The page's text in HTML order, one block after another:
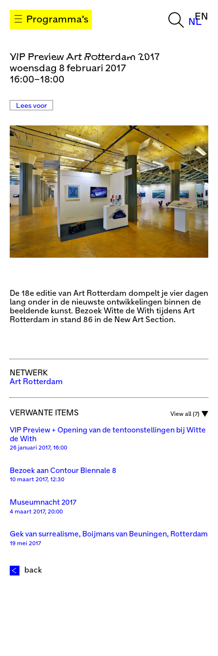
Programma’s NL
EN
VIP Preview Art Rotterdam 2017
woensdag 8 februari 2017
16:00–18:00
Lees voor
De 18e editie van Art Rotterdam dompelt je vier dagen
lang onder in de nieuwste ontwikkelingen binnen de
beeldende kunst. Bezoek Witte de With tijdens Art
Rotterdam in stand 86 in de New Art Section.
NETWERK
Art Rotterdam
VERWANTE ITEMS View all (7)
VIP Preview + Opening van de tentoonstellingen bij Witte
de With
26 januari 2017, 16:00
Bezoek aan Contour Biennale 8
10 maart 2017, 12:30
Museumnacht 2017
4 maart 2017, 20:00
Gek van surrealisme, Boijmans van Beuningen, Rotterdam
19 mei 2017
back